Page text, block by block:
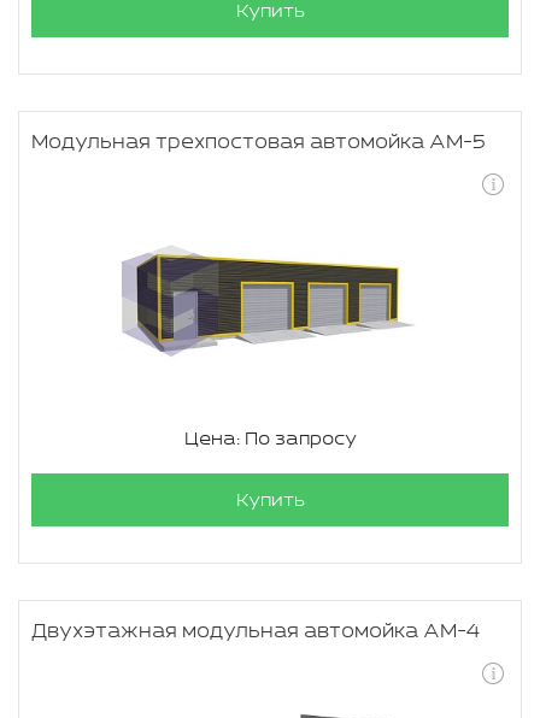
Купить
Модульная трехпостовая автомойка АМ-5
Цена: По запросу
Купить
Двухэтажная модульная автомойка АМ-4